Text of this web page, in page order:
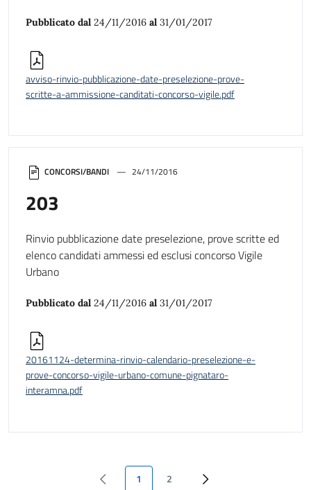
CONCORSI/BANDI 24/11/2016
203
Rinvio pubblicazione date preselezione, prove scritte ed
elenco candidati ammessi ed esclusi concorso Vigile
Urbano
Pubblicato dal 24/11/2016 al 31/01/2017
20161124-determina-rinvio-calendario-preselezione-e-
prove-concorso-vigile-urbano-comune-pignataro-
interamna.pdf
Pubblicato dal 24/11/2016 al 31/01/2017
avviso-rinvio-pubblicazione-date-preselezione-prove-
scritte-a-ammissione-canditati-concorso-vigile.pdf
1 2